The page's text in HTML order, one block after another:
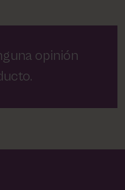
opinión